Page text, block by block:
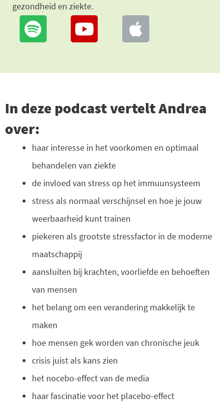
gezondheid en ziekte.
In deze podcast vertelt Andrea
over:
haar interesse in het voorkomen en optimaal
behandelen van ziekte
de invloed van stress op het immuunsysteem
stress als normaal verschijnsel en hoe je jouw
weerbaarheid kunt trainen
piekeren als grootste stressfactor in de moderne
maatschappij
aansluiten bij krachten, voorliefde en behoeften
van mensen
het belang om een verandering makkelijk te
maken
hoe mensen gek worden van chronische jeuk
crisis juist als kans zien
het nocebo-effect van de media
haar fascinatie voor het placebo-effect